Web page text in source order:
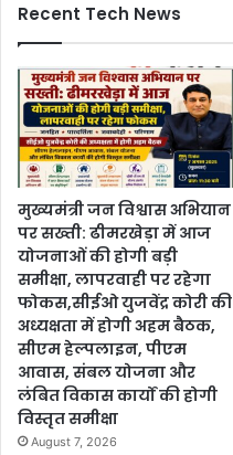
Recent Tech News
मुख्यमंत्री जन विश्वास अभियान
पर सख्ती: ढीमरखेड़ा में आज
योजनाओं की होगी बड़ी
समीक्षा, लापरवाही पर रहेगा
फोकस,सीईओ युजवेंद्र कोरी की
अध्यक्षता में होगी अहम बैठक,
सीएम हेल्पलाइन, पीएम
आवास, संबल योजना और
लंबित विकास कार्यों की होगी
विस्तृत समीक्षा
August 7, 2026